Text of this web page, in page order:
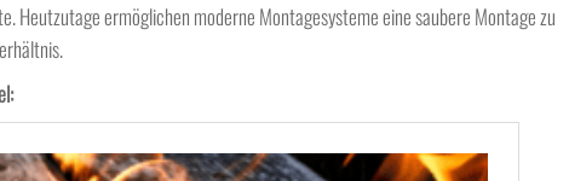
Heutzutage ermöglichen moderne Montagesysteme eine saubere Montage zu